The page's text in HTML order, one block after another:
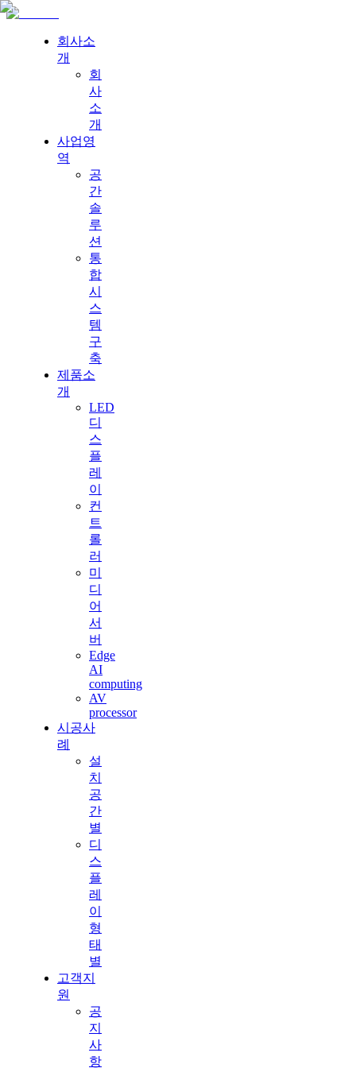
회사소
개
회
사
소
개
사업영
역
공
간
솔
루
션
통
합
시
스
템
구
축
제품소
개
LED
디
스
플
레
이
컨
트
롤
러
미
디
어
서
버
Edge
AI
computing
AV
processor
시공사
례
설
치
공
간
별
디
스
플
레
이
형
태
별
고객지
원
공
지
사
항